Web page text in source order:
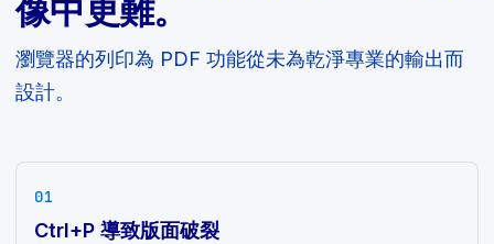
像中更難。
瀏覽器的列印為 PDF 功能從未為乾淨專業的輸出而
設計。
01
Ctrl+P 導致版面破裂